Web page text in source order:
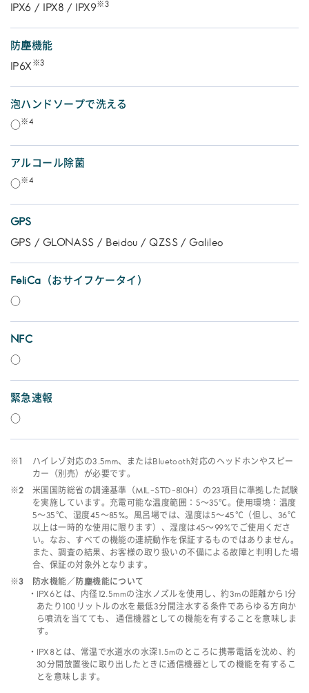
IPX6 / IPX8 / IPX9※3
防塵機能
IP6X ※3
泡ハンドソープで洗える
○※4
アルコール除菌
○※4
GPS
GPS / GLONASS / Beidou / QZSS / Galileo
FeliCa（おサイフケータイ）
○
NFC
○
緊急速報
○
※1
ハイレゾ対応の3.5mm、またはBluetooth対応のヘッドホンやスピー
カー（別売）が必要です。
※2
米国国防総省の調達基準（MIL-STD-810H）の23項目に準拠した試験
を実施しています。充電可能な温度範囲：5～35℃。使用環境：温度
5～35℃、湿度45～85%。風呂場では、温度は5～45℃（但し、36℃
以上は一時的な使用に限ります）、湿度は45～99%でご使用くださ
い。なお、すべての機能の連続動作を保証するものではありません。
また、調査の結果、お客様の取り扱いの不備による故障と判明した場
合、保証の対象外となります。
※3
防水機能／防塵機能について
IPX6とは、内径12.5mmの注水ノズルを使用し、約3mの距離から1分
あたり100リットルの水を最低3分間注水する条件であらゆる方向か
ら噴流を当てても、 通信機器としての機能を有することを意味しま
す。
IPX8とは、常温で水道水の水深1.5mのところに携帯電話を沈め、約
30分間放置後に取り出したときに通信機器としての機能を有するこ
とを意味します。